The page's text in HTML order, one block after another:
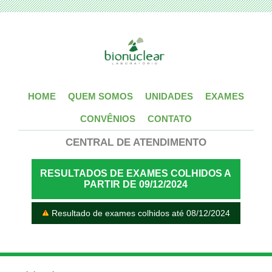
HOME QUEM SOMOS UNIDADES EXAMES
CONVÊNIOS CONTATO
CENTRAL DE ATENDIMENTO
RESULTADOS DE EXAMES COLHIDOS A
PARTIR DE 09/12/2024
Resultado de exames colhidos até 08/12/2024